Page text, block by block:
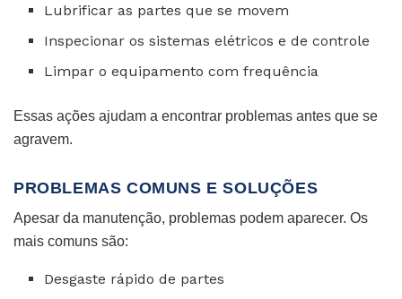
Lubrificar as partes que se movem
Inspecionar os sistemas elétricos e de controle
Limpar o equipamento com frequência
Essas ações ajudam a encontrar problemas antes que se
agravem.
PROBLEMAS COMUNS E SOLUÇÕES
Apesar da manutenção, problemas podem aparecer. Os
mais comuns são:
Desgaste rápido de partes